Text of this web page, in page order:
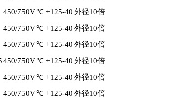
450/750V℃ +125-40外径10倍
450/750V℃ +125-40外径10倍
450/750V℃ +125-40外径10倍
450/750V℃ +125-40外径10倍
450/750V℃ +125-40外径10倍
450/750V℃ +125-40外径10倍